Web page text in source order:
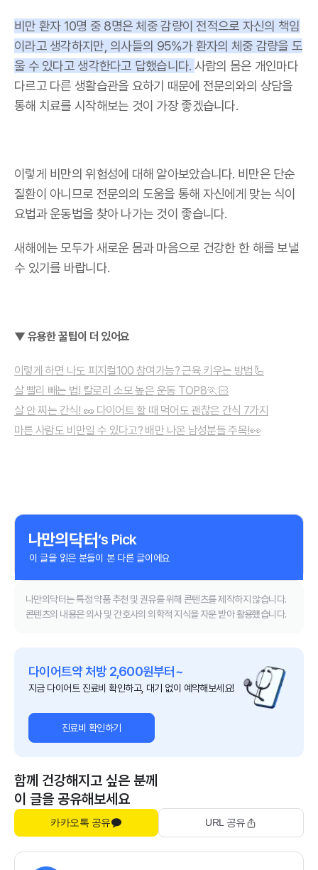
비만 환자 10명 중 8명은 체중 감량이 전적으로 자신의 책임
이라고 생각하지만 의사들의 95%가 환자의 체중 감량을 도
울 수 있다고 생각한다고 답했습니다. 사람의 몸은 개인마다
다르고 다른 생활습관을 요하기 때문에 전문의와의 상담을
통해 치료를 시작해보는 것이 가장 좋겠습니다.
이렇게 비만의 위험성에 대해 알아보았습니다. 비만은 단순
질환이 아니므로 전문의의 도움을 통해 자신에게 맞는 식이
요법과 운동법을 찾아 나가는 것이 좋습니다.
새해에는 모두가 새로운 몸과 마음으로 건강한 한 해를 보낼
수 있기를 바랍니다.
▼ 유용한 꿀팁이 더 있어요
이렇게 하면 나도 피지컬100 참여가능? 근육 키우는 방법🦾
살 빨리 빼는 법! 칼로리 소모 높은 운동 TOP8🏃🏻
살 안 찌는 간식! 🥜 다이어트 할 때 먹어도 괜찮은 간식 7가지
마른 사람도 비만일 수 있다고? 배만 나온 남성분들 주목!👀
‘s Pick
이 글을 읽은 분들이 본 다른 글이에요
나만의닥터는 특정 약품 추천 및 권유를 위해 콘텐츠를 제작하지 않습니다.
콘텐츠의 내용은 의사 및 간호사의 의학적 지식을 자문 받아 활용했습니다.
다이어트약 처방 2,600원부터~
지금 다이어트 진료비 확인하고, 대기 없이 예약해보세요!
진료비 확인하기
함께 건강해지고 싶은 분께
이 글을 공유해보세요
카카오톡 공유 URL 공유